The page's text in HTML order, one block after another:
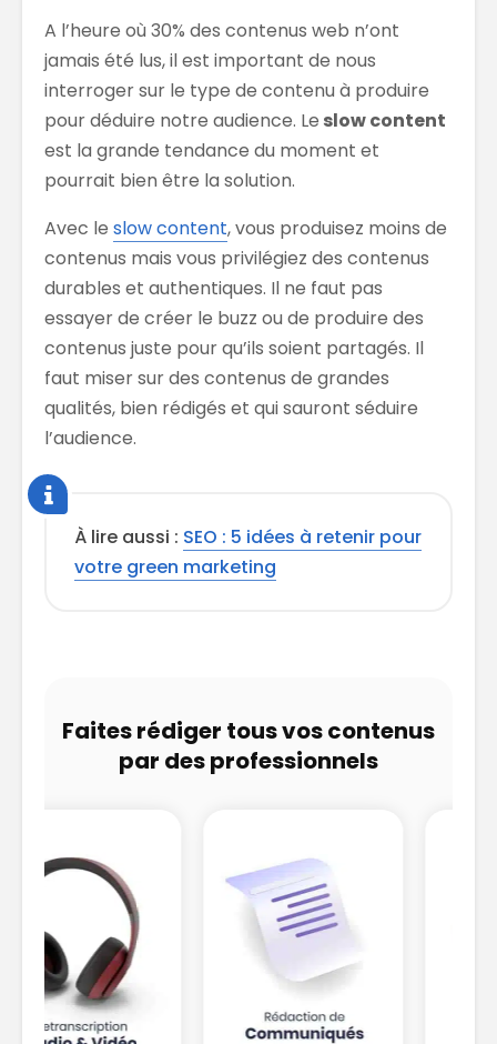
A l’heure où 30% des contenus web n’ont
jamais été lus, il est important de nous
interroger sur le type de contenu à produire
pour déduire notre audience. Le slow content
est la grande tendance du moment et
pourrait bien être la solution.
Avec le slow content, vous produisez moins de
contenus mais vous privilégiez des contenus
durables et authentiques. Il ne faut pas
essayer de créer le buzz ou de produire des
contenus juste pour qu’ils soient partagés. Il
faut miser sur des contenus de grandes
qualités, bien rédigés et qui sauront séduire
l’audience.
À lire aussi : SEO : 5 idées à retenir pour
votre green marketing
Faites rédiger tous vos contenus
par des professionnels